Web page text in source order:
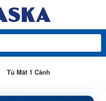
Kho
Tủ Mát 1 Cánh